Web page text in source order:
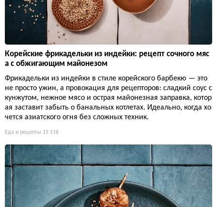
Корейские фрикадельки из индейки: рецепт сочного мяс
а с обжигающим майонезом
Фрикадельки из индейки в стиле корейского барбекю — это
не просто ужин, а провокация для рецепторов: сладкий соус с
кунжутом, нежное мясо и острая майонезная заправка, котор
ая заставит забыть о банальных котлетах. Идеально, когда хо
чется азиатского огня без сложных техник.
Еда и рецепты 15 516